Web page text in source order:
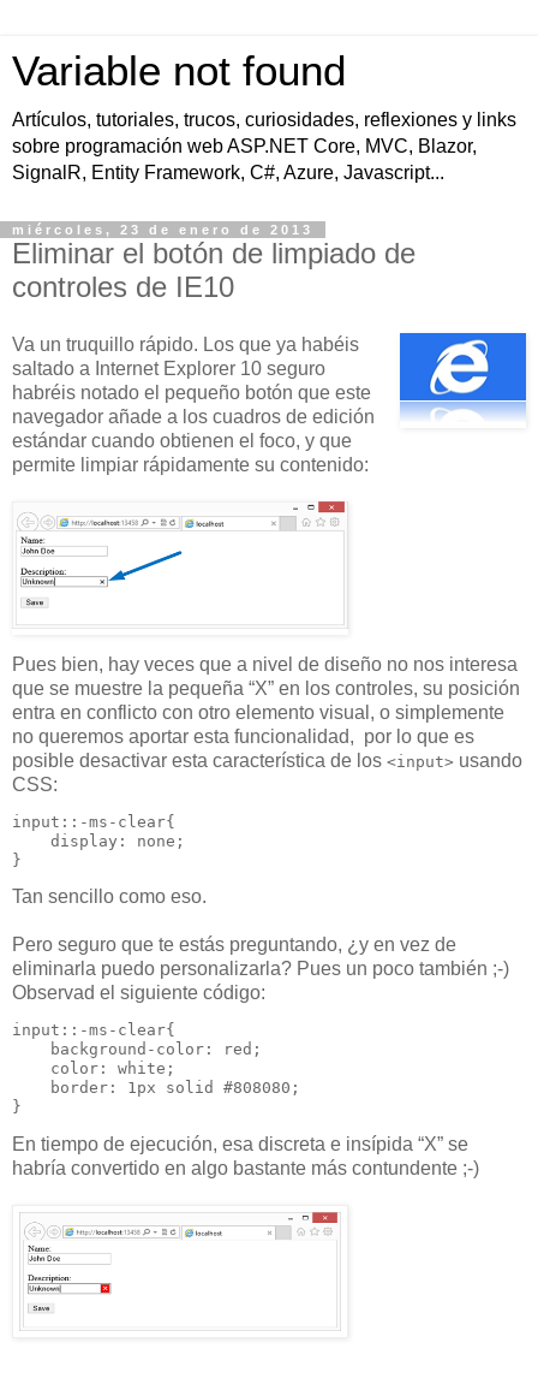
Variable not found
Artículos, tutoriales, trucos, curiosidades, reflexiones y links
sobre programación web ASP.NET Core, MVC, Blazor,
SignalR, Entity Framework, C#, Azure, Javascript...
miércoles, 23 de enero de 2013
Eliminar el botón de limpiado de
controles de IE10
Va un truquillo rápido. Los que ya habéis
saltado a Internet Explorer 10 seguro
habréis notado el pequeño botón que este
navegador añade a los cuadros de edición
estándar cuando obtienen el foco, y que
permite limpiar rápidamente su contenido:
Pues bien, hay veces que a nivel de diseño no nos interesa
que se muestre la pequeña “X” en los controles, su posición
entra en conflicto con otro elemento visual, o simplemente
no queremos aportar esta funcionalidad, por lo que es
posible desactivar esta característica de los <input> usando
CSS:
input::-ms-clear{
    display: none;
}
Tan sencillo como eso.
Pero seguro que te estás preguntando, ¿y en vez de
eliminarla puedo personalizarla? Pues un poco también ;-)
Observad el siguiente código:
input::-ms-clear{
    background-color: red;
    color: white;
    border: 1px solid #808080;
}
En tiempo de ejecución, esa discreta e insípida “X” se
habría convertido en algo bastante más contundente ;-)